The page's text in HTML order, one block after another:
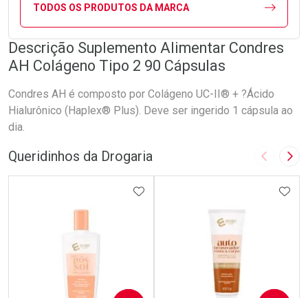
TODOS OS PRODUTOS DA MARCA
Descrição Suplemento Alimentar Condres
AH Colágeno Tipo 2 90 Cápsulas
Condres AH é composto por Colágeno UC-II® + ?Ácido
Hialurônico (Haplex® Plus). Deve ser ingerido 1 cápsula ao
dia.
Queridinhos da Drogaria Imagem
ADICIONAR AOS FAVORITOS